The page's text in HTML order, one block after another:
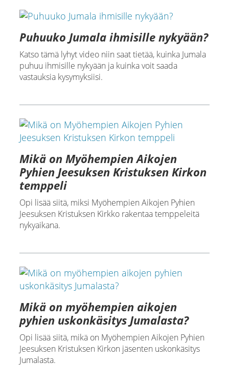
Puhuuko Jumala ihmisille nykyään?
Katso tämä lyhyt video niin saat tietää, kuinka Jumala
puhuu ihmisille nykyään ja kuinka voit saada
vastauksia kysymyksiisi.
Mikä on Myöhempien Aikojen
Pyhien Jeesuksen Kristuksen Kirkon
temppeli
Opi lisää siitä, miksi Myöhempien Aikojen Pyhien
Jeesuksen Kristuksen Kirkko rakentaa temppeleitä
nykyaikana.
Mikä on myöhempien aikojen
pyhien uskonkäsitys Jumalasta?
Opi lisää siitä, mikä on Myöhempien Aikojen Pyhien
Jeesuksen Kristuksen Kirkon jäsenten uskonkäsitys
Jumalasta.